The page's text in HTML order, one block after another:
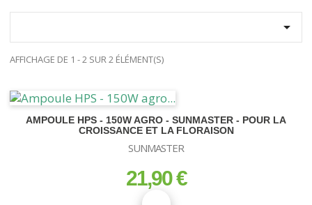

AFFICHAGE DE 1 - 2 SUR 2 ÉLÉMENT(S)
AMPOULE HPS - 150W AGRO - SUNMASTER - POUR LA
CROISSANCE ET LA FLORAISON
SUNMASTER
prix
21,90 €